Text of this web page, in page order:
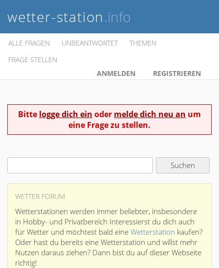
wetter-station.info
ALLE FRAGEN UNBEANTWORTET
THEMEN
FRAGE STELLEN
ANMELDEN
REGISTRIEREN
Bitte logge dich ein oder melde dich neu an um
eine Frage zu stellen.
WETTER FORUM
Wetterstationen werden immer beliebter, insbesondere
in Hobby- und Privatbereich Interessierst du dich auch
für Wetter und möchtest bald eine Wetterstation kaufen?
Oder hast du bereits eine Wetterstation und willst mehr
Nutzen daraus ziehen? Dann bist du auf dieser Webseite
richtig!